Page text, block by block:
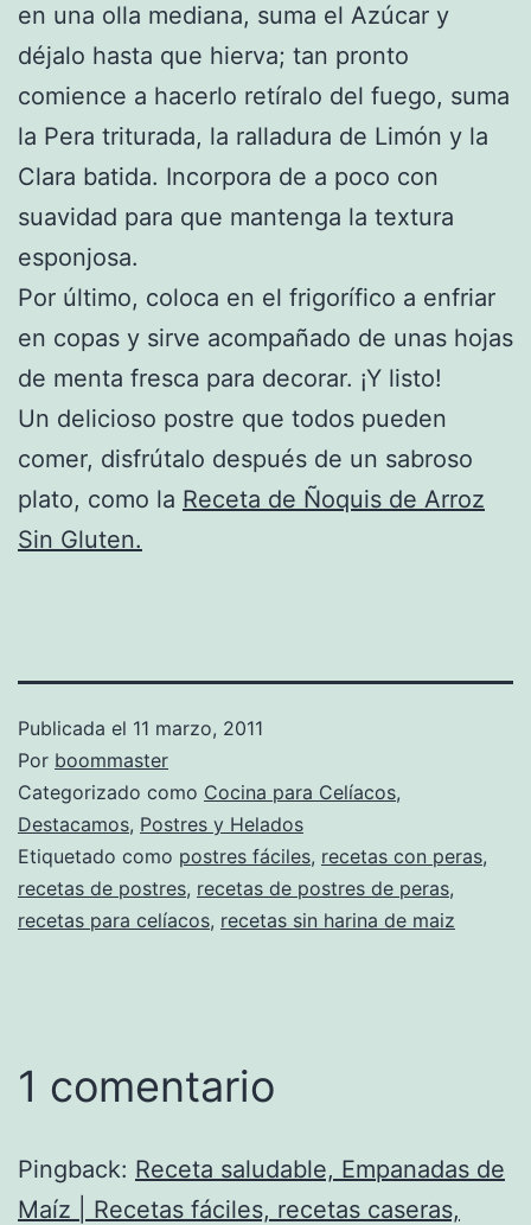
en una olla mediana, suma el Azúcar y
déjalo hasta que hierva; tan pronto
comience a hacerlo retíralo del fuego, suma
la Pera triturada, la ralladura de Limón y la
Clara batida. Incorpora de a poco con
suavidad para que mantenga la textura
esponjosa.
Por último, coloca en el frigorífico a enfriar
en copas y sirve acompañado de unas hojas
de menta fresca para decorar. ¡Y listo!
Un delicioso postre que todos pueden
comer, disfrútalo después de un sabroso
plato, como la Receta de Ñoquis de Arroz
Sin Gluten.
Publicada el 11 marzo, 2011
Por boommaster
Categorizado como Cocina para Celíacos,
Destacamos, Postres y Helados
Etiquetado como postres fáciles, recetas con peras,
recetas de postres, recetas de postres de peras,
recetas para celíacos, recetas sin harina de maiz
1 comentario
Pingback: Receta saludable, Empanadas de
Maíz | Recetas fáciles, recetas caseras,